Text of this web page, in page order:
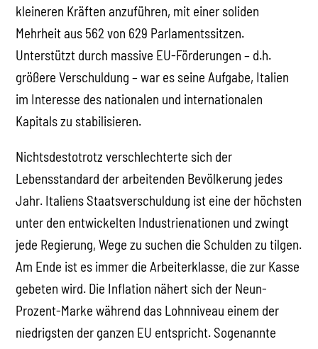
kleineren Kräften anzuführen, mit einer soliden
Mehrheit aus 562 von 629 Parlamentssitzen.
Unterstützt durch massive EU-Förderungen – d.h.
größere Verschuldung – war es seine Aufgabe, Italien
im Interesse des nationalen und internationalen
Kapitals zu stabilisieren.
Nichtsdestotrotz verschlechterte sich der
Lebensstandard der arbeitenden Bevölkerung jedes
Jahr. Italiens Staatsverschuldung ist eine der höchsten
unter den entwickelten Industrienationen und zwingt
jede Regierung, Wege zu suchen die Schulden zu tilgen.
Am Ende ist es immer die Arbeiterklasse, die zur Kasse
gebeten wird. Die Inflation nähert sich der Neun-
Prozent-Marke während das Lohnniveau einem der
niedrigsten der ganzen EU entspricht. Sogenannte